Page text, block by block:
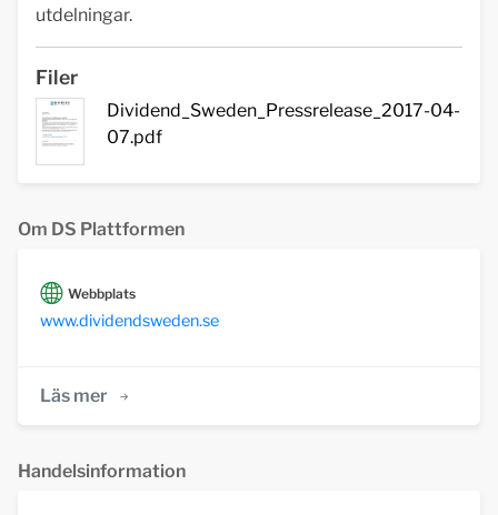
utdelningar.
Filer
Dividend_Sweden_Pressrelease_2017-04-
07.pdf
Om DS Plattformen
Webbplats
www.dividendsweden.se
Läs mer
Handelsinformation